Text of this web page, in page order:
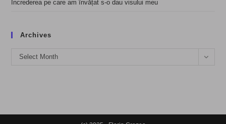
Încrederea pe care am învățat s-o dau visului meu
Archives
Archives
Select Month